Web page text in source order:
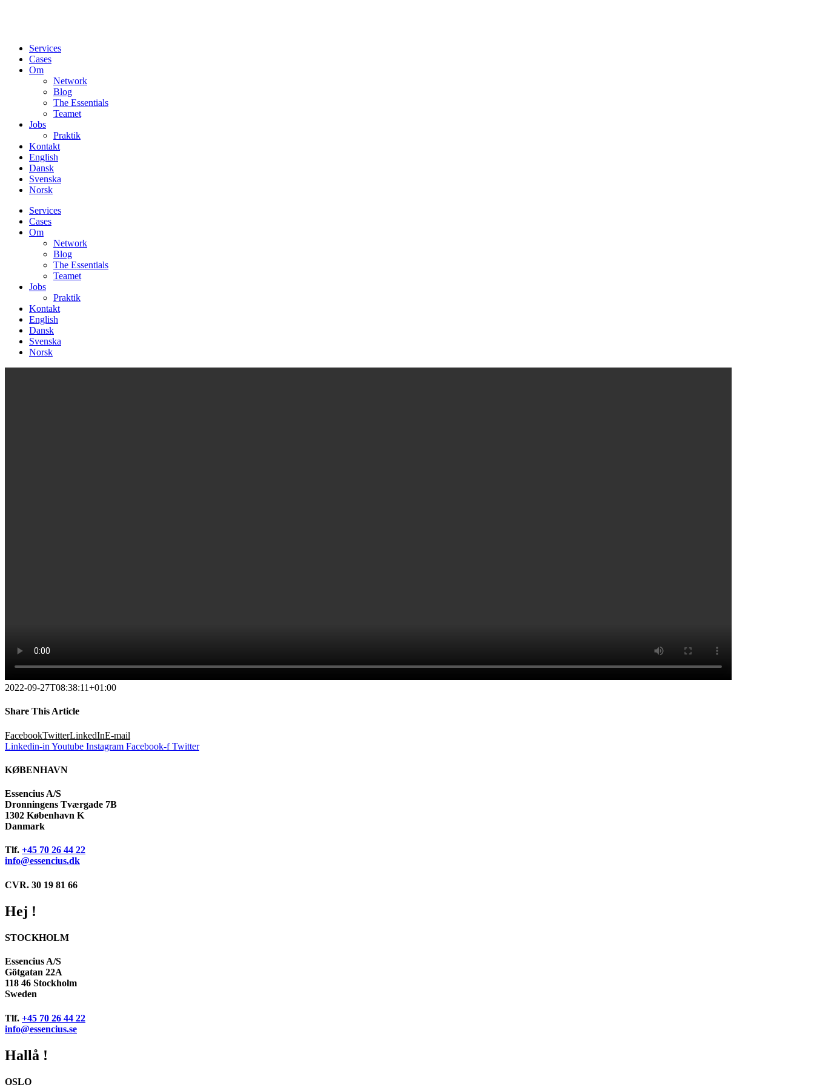
Services
Cases
Om
Network
Blog
The Essentials
Teamet
Jobs
Praktik
Kontakt
English
Dansk
Svenska
Norsk
Services
Cases
Om
Network
Blog
The Essentials
Teamet
Jobs
Praktik
Kontakt
English
Dansk
Svenska
Norsk
2022-09-27T08:38:11+01:00
Share This Article
FacebookTwitterLinkedInE-mail
Linkedin-in Youtube Instagram Facebook-f Twitter
KØBENHAVN
Essencius A/S
Dronningens Tværgade 7B
1302 København K
Danmark
Tlf. +45 70 26 44 22
info@essencius.dk
CVR. 30 19 81 66
Hej !
STOCKHOLM
Essencius A/S
Götgatan 22A
118 46 Stockholm
Sweden
Tlf. +45 70 26 44 22
info@essencius.se
Hallå !
OSLO